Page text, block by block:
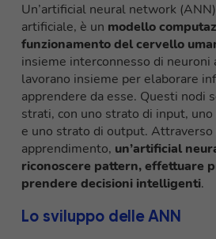
Un’artificial neural network
artificiale, è un modello
funzionamento del cervello
insieme interconnesso di neuroni
lavorano insieme per elaborare
apprendere da esse. Questi nodi
strati, con uno strato di input,
e uno strato di output. Attraverso
apprendimento, un’artificial
riconoscere pattern, effettuare
prendere decisioni intelligenti.
Lo sviluppo delle ANN